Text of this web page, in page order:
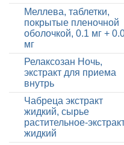
Меллева, таблетки,
покрытые пленочной
оболочкой, 0.1 мг +
мг
Релаксозан Ночь,
экстракт для приема
внутрь
Чабреца экстракт
жидкий, сырье
растительное-
жидкий